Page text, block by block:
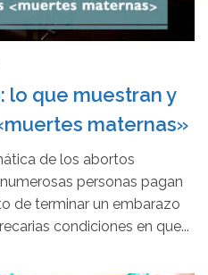
lo que muestran y
maternas»
de los abortos
personas pagan
de terminar un embarazo
condiciones en que...